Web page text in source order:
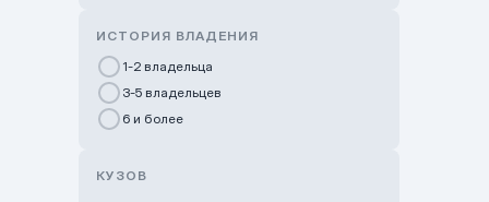
GWM Nurly Zhol
Chery Astana
ИСТОРИЯ ВЛАДЕНИЯ
1-2 владельца
3-5 владельцев
6 и более
КУЗОВ